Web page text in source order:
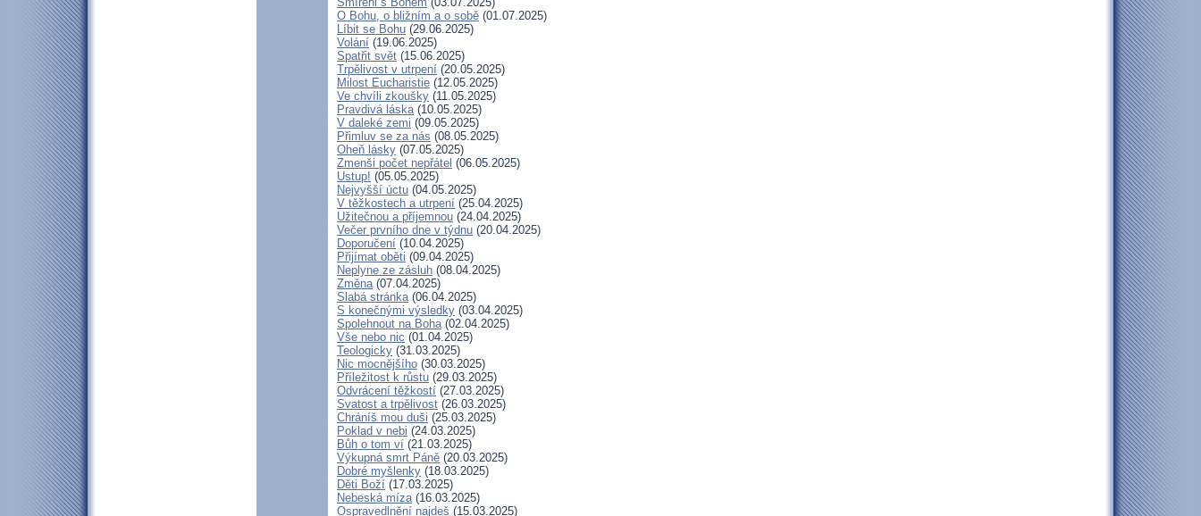
O Bohu, o bližním a o sobě (01.07.2025)
Líbit se Bohu (29.06.2025)
Volání (19.06.2025)
Spatřit svět (15.06.2025)
Trpělivost v utrpení (20.05.2025)
Milost Eucharistie (12.05.2025)
Ve chvíli zkoušky (11.05.2025)
Pravdivá láska(10.05.2025)
V daleké zemi (09.05.2025)
Přimluv se za nás (08.05.2025)
Oheň lásky (07.05.2025)
Zmenši počet nepřátel (06.05.2025)
Ustup! (05.05.2025)
Nejvyšší úctu (04.05.2025)
V těžkostech a utrpení (25.04.2025)
Užitečnou a příjemnou (24.04.2025)
Večer prvního dne v týdnu (20.04.2025)
Doporučení (10.04.2025)
Přijímat oběti (09.04.2025)
Neplyne ze zásluh (08.04.2025)
Změna(07.04.2025)
Slabá stránka(06.04.2025)
S konečnými výsledky (03.04.2025)
Spolehnout na Boha(02.04.2025)
Vše nebo nic (01.04.2025)
Teologicky (31.03.2025)
Nic mocnějšího (30.03.2025)
Příležitost k růstu (29.03.2025)
Odvrácení těžkostí (27.03.2025)
Svatost a trpělivost (26.03.2025)
Chráníš mou duši (25.03.2025)
Poklad v nebi (24.03.2025)
Bůh o tom ví (21.03.2025)
Výkupná smrt Páně (20.03.2025)
Dobré myšlenky (18.03.2025)
Děti Boží (17.03.2025)
Nebeská míza(16.03.2025)
Ospravedlnění najdeš (15.03.2025)